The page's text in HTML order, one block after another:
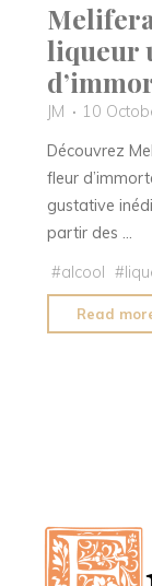
liqueur
JM
10
Découvrez
fleur
gustative
partir des …
#alcool #
Read